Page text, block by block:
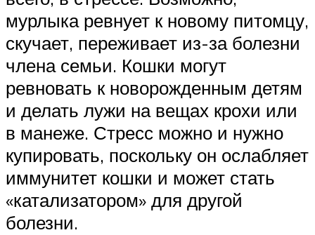
мурлыка ревнует к новому питомцу,
скучает, переживает из-за болезни
члена семьи. Кошки могут
ревновать к новорожденным детям
и делать лужи на вещах крохи или
в манеже. Стресс можно и нужно
купировать, поскольку он ослабляет
иммунитет кошки и может стать
«катализатором» для другой
болезни.